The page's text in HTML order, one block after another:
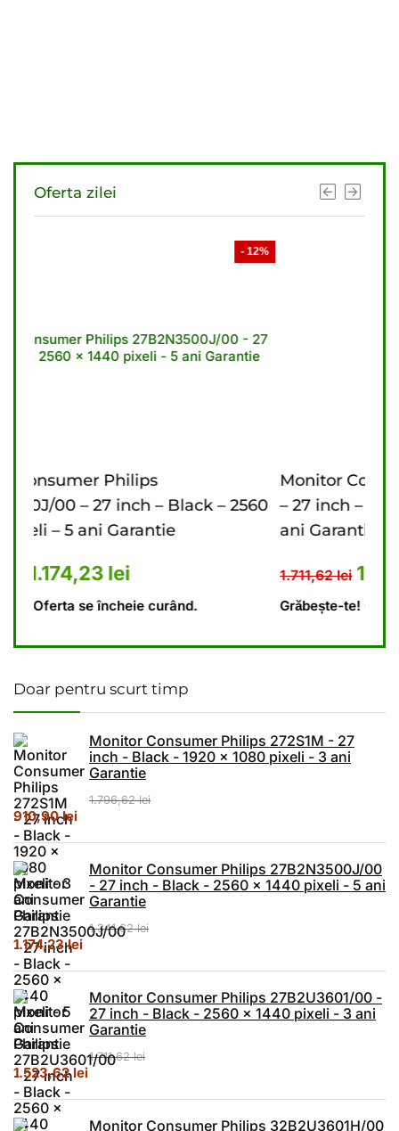
Oferta zilei
2560
lei.
este: 1.174,23 lei.
Monitor Consumer Philips 27B2U3601/00
– 27 inch – Black – 2560 x 1440 pixeli – 3
ani Garantie
1.711,62 Prețul inițial a fost:Prețul curent
Grăbește-te! Oferta se încheie curând.
Doar pentru scurt timp
Monitor Consumer Philips 272S1M - 27
inch - Black - 1920 x 1080 pixeli - 3 ani
Garantie
1.796,62lei
Prețul inițial a fost: 1.796,62 lei.
910,90leiPrețul curent este: 910,90 lei.
Monitor Consumer Philips 27B2N3500J/00
- 27 inch - Black - 2560 x 1440 pixeli - 5 ani
Garantie
1.341,62lei
Prețul inițial a fost: 1.341,62 lei.
1.174,23leiPrețul curent este: 1.174,23 lei.
Monitor Consumer Philips 27B2U3601/00 -
27 inch - Black - 2560 x 1440 pixeli - 3 ani
Garantie
1.711,62lei
Prețul inițial a fost: 1.711,62 lei.
1.523,62leiPrețul curent este: 1.523,62 lei.
Monitor Consumer Philips 32B2U3601H/00